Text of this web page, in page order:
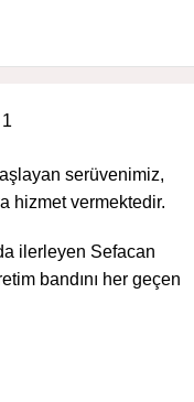
serüvenimiz,
hizmet vermektedir.
ilerleyen Sefacan
bandını her geçen